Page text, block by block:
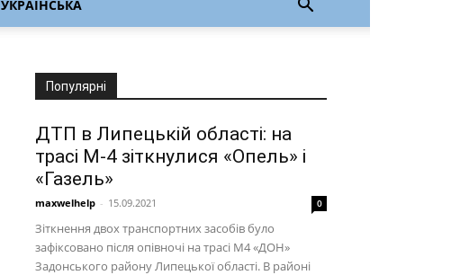
УКРАЇНСЬКА
Популярні
ДТП в Липецькій області: на
трасі М-4 зіткнулися «Опель» і
«Газель»
maxwelhelp - 15.09.2021 0
Зіткнення двох транспортних засобів було
зафіксовано після опівночі на трасі М4 «ДОН»
Задонського району Липецької області. В районі